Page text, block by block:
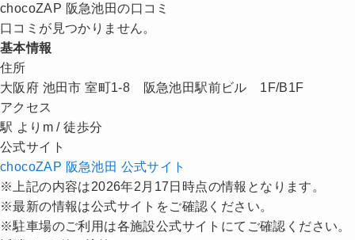
chocoZAP 阪急池田の口コミ
口コミが見つかりません。
基本情報
住所
大阪府 池田市 室町1-8 阪急池田駅前ビル 1F/B1F
アクセス
駅 よりm / 徒歩分
公式サイト
chocoZAP 阪急池田 公式サイト
※上記の内容は2026年2月17日時点の情報となります。
※最新の情報は公式サイトをご確認ください。
※駐車場のご利用は各施設公式サイトにてご確認ください。